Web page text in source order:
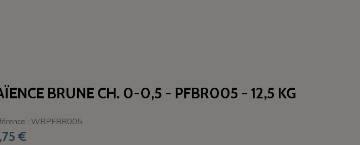
BRUNE CH. 0-0,5 - PFBR005 - 12,5 KG
: WBPFBR005
€